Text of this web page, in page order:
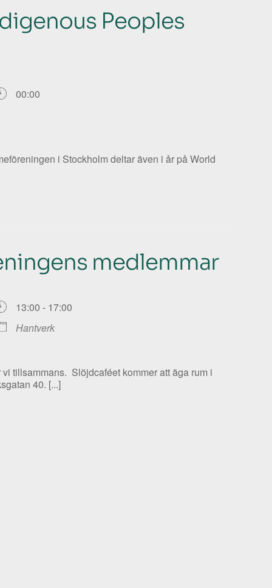
Peoples
00:00
i Stockholm deltar även i år på World
medlemmar
13:00 - 17:00
Hantverk
tillsammans. Slöjdcaféet kommer att äga rum i
40. [...]